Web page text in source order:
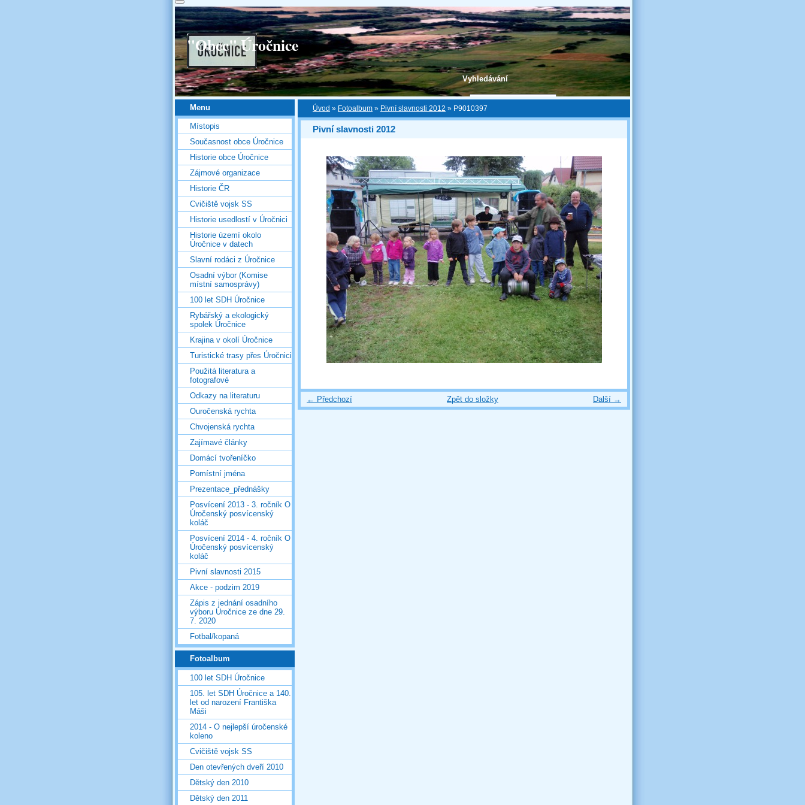
Vyhledávání
"Obec" Úročnice
Úvod » Fotoalbum » Pivní slavnosti 2012 » P9010397
Pivní slavnosti 2012
← Předchozí Další →
Zpět do složky
Menu
Místopis
Současnost obce Úročnice
Historie obce Úročnice
Zájmové organizace
Historie ČR
Cvičiště vojsk SS
Historie usedlostí v Úročnici
Historie území okolo
Úročnice v datech
Slavní rodáci z Úročnice
Osadní výbor (Komise
místní samosprávy)
100 let SDH Úročnice
Rybářský a ekologický
spolek Úročnice
Krajina v okolí Úročnice
Turistické trasy přes Úročnici
Použitá literatura a
fotografové
Odkazy na literaturu
Ouročenská rychta
Chvojenská rychta
Zajímavé články
Domácí tvořeníčko
Pomístní jména
Prezentace_přednášky
Posvícení 2013 - 3. ročník O
Úročenský posvícenský
koláč
Posvícení 2014 - 4. ročník O
Úročenský posvícenský
koláč
Pivní slavnosti 2015
Akce - podzim 2019
Zápis z jednání osadního
výboru Úročnice ze dne 29.
7. 2020
Fotbal/kopaná
Fotoalbum
100 let SDH Úročnice
105. let SDH Úročnice a 140.
let od narození Františka
Máši
2014 - O nejlepší úročenské
koleno
Cvičiště vojsk SS
Den otevřených dveří 2010
Dětský den 2010
Dětský den 2011